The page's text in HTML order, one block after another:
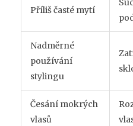
Příliš časté mytí
Nadměrné
používání
stylingu
Česání mokrých
vlasů